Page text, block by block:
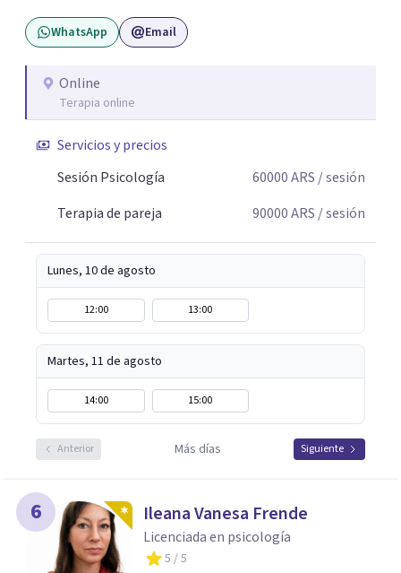
WhatsApp Email
Online
Terapia online
Servicios y precios
Sesión Psicología
60000ARS / sesión
Terapia de pareja
90000ARS / sesión
Lunes, 10 de agosto
12:00 13:00
Martes, 11 de agosto
14:00 15:00
Anterior Más días Siguiente
6 Ileana Vanesa Frende
Licenciada en psicología
5 / 5